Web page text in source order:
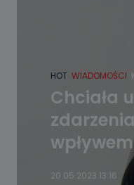
HOT WIADOMOŚCI
Chciała
wpływem
20.05.2023 13:16